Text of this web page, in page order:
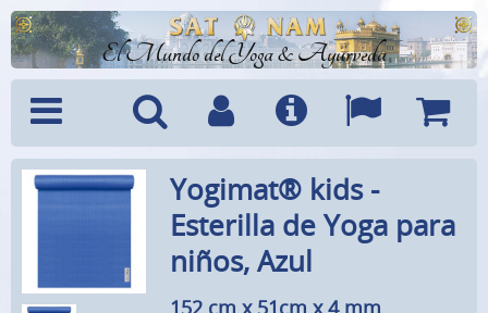
El Mundo del Yoga & Ayurveda
Menú Búsquedad
CuentaInfo Idiomas
Yogimat® kids -
Esterilla de Yoga para
niños, Azul